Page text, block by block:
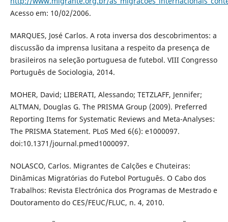
Acesso em: 10/02/2006.
MARQUES, José Carlos. A rota inversa dos descobrimentos: a
discussão da imprensa lusitana a respeito da presença de
brasileiros na seleção portuguesa de futebol. VIII Congresso
Português de Sociologia, 2014.
MOHER, David; LIBERATI, Alessando; TETZLAFF, Jennifer;
ALTMAN, Douglas G. The PRISMA Group (2009). Preferred
Reporting Items for Systematic Reviews and Meta-Analyses:
The PRISMA Statement. PLoS Med 6(6): e1000097.
doi:10.1371/journal.pmed1000097.
NOLASCO, Carlos. Migrantes de Calções e Chuteiras:
Dinâmicas Migratórias do Futebol Português. O Cabo dos
Trabalhos: Revista Electrónica dos Programas de Mestrado e
Doutoramento do CES/FEUC/FLUC, n. 4, 2010.